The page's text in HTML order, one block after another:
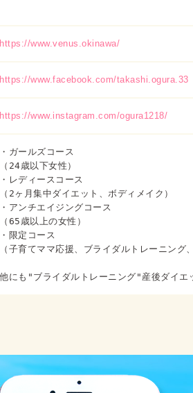
https://www.venus.okinawa/
https://www.facebook.com/takashi.ogura.33
https://www.instagram.com/ogura1218/
・ガールズコース
（24歳以下女性）
・レディースコース
（2ヶ月集中ダイエット、ボディメイク）
・アンチエイジングコース
（65歳以上の女性）
・限定コース
（子育てママ応援、ブライダルトレーニング